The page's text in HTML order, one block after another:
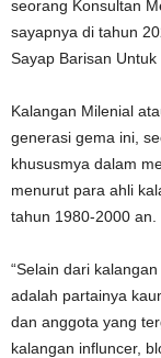
seorang Konsultan
sayapnya di tahun
Sayap Barisan Untuk
Kalangan Milenial
generasi gema ini,
khususmya dalam
menurut para ahli
tahun 1980-2000 an.
“Selain dari
adalah partainya
dan anggota yang
kalangan influncer,